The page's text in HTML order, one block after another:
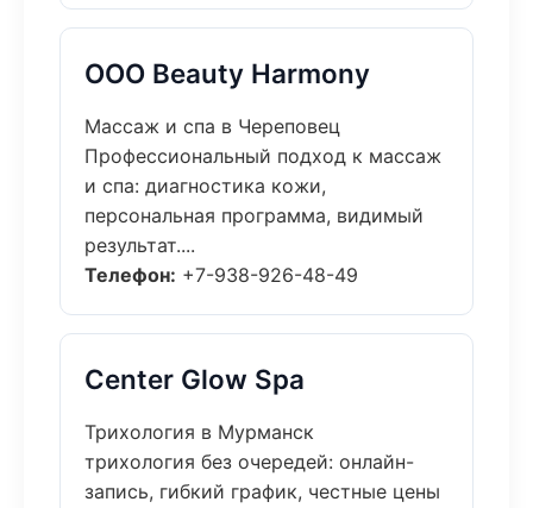
ООО Beauty Harmony
Массаж и спа в Череповец
Профессиональный подход к массаж
и спа: диагностика кожи,
персональная программа, видимый
результат....
Телефон: +7-938-926-48-49
Center Glow Spa
Трихология в Мурманск
трихология без очередей: онлайн-
запись, гибкий график, честные цены